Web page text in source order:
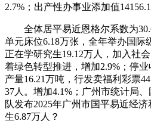
2.7%；出产性办事业添加值
全体居平易近恩格尔系数为
单元床位6.18万张，全年举办国际
正在学研究生19.12万人，加入社
着绿色转型推进，增加2.9%；停
产量16.21万吨，行发卖福利彩票
37人。增加4.1%；广州市统计局
队发布2025年广州市国平易近经
生6.87万人？